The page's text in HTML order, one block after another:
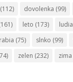
(112) dovolenka (99)
leto (173) ludia
(75) slnko (99)
zelen (232) zima